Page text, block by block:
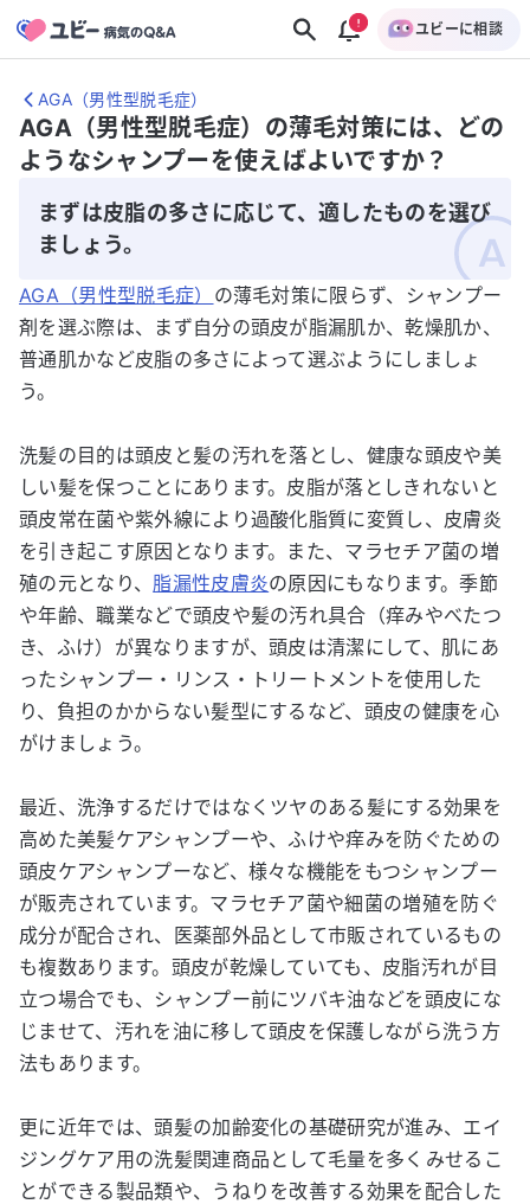
ユビーに相談
AGA（男性型脱毛症）
AGA（男性型脱毛症）の薄毛対策には、どの
ようなシャンプーを使えばよいですか？
まずは皮脂の多さに応じて、適したものを選び
ましょう。
AGA（男性型脱毛症） の薄毛対策に限らず、シャンプー
剤を選ぶ際は、まず自分の頭皮が脂漏肌か、乾燥肌か、
普通肌かなど皮脂の多さによって選ぶようにしましょ
う。
洗髪の目的は頭皮と髪の汚れを落とし、健康な頭皮や美
しい髪を保つことにあります。皮脂が落としきれないと
頭皮常在菌や紫外線により過酸化脂質に変質し、皮膚炎
を引き起こす原因となります。また、マラセチア菌の増
殖の元となり、 脂漏性皮膚炎の原因にもなります。季節
や年齢、職業などで頭皮や髪の汚れ具合（痒みやべたつ
き、ふけ）が異なりますが、頭皮は清潔にして、肌にあ
ったシャンプー・リンス・トリートメントを使用した
り、負担のかからない髪型にするなど、頭皮の健康を心
がけましょう。
最近、洗浄するだけではなくツヤのある髪にする効果を
高めた美髪ケアシャンプーや、ふけや痒みを防ぐための
頭皮ケアシャンプーなど、様々な機能をもつシャンプー
が販売されています。マラセチア菌や細菌の増殖を防ぐ
成分が配合され、医薬部外品として市販されているもの
も複数あります。頭皮が乾燥していても、皮脂汚れが目
立つ場合でも、シャンプー前にツバキ油などを頭皮にな
じませて、汚れを油に移して頭皮を保護しながら洗う方
法もあります。
更に近年では、頭髪の加齢変化の基礎研究が進み、エイ
ジングケア用の洗髪関連商品として毛量を多くみせるこ
とができる製品類や、うねりを改善する効果を配合した